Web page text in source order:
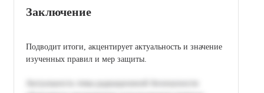
Заключение
Подводит итоги, акцентирует актуальность и значение
изученных правил и мер защиты.